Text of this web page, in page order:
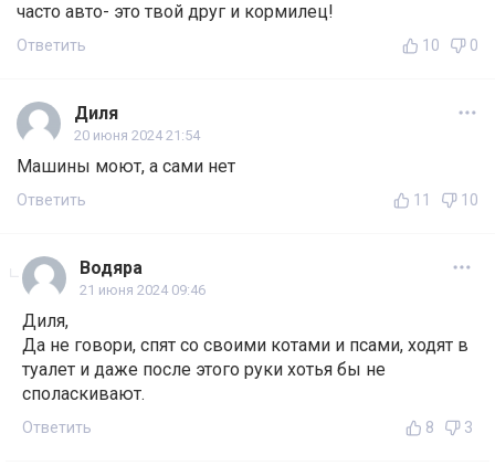
часто авто- это твой друг и кормилец!
Ответить 10 0
Диля
20 июня 2024 21:54
Машины моют, а сами нет
Ответить 11 10
Водяра
21 июня 2024 09:46
Диля,
Да не говори, спят со своими котами и псами, ходят в
туалет и даже после этого руки хотья бы не
споласкивают.
Ответить 8 3